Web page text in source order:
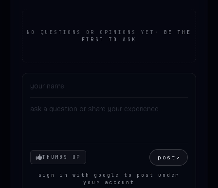
NO QUESTIONS OR OPINIONS YET ·
BE THE
FIRST TO ASK
Your mood
THUMBS UP post ↗
sign in with google to post under
your account